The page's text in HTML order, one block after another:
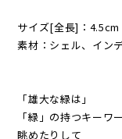
サイズ[全長]：4.5cm
素材：シェル、イン
「雄大な緑は」
「緑」の持つキーワ
眺めたりして